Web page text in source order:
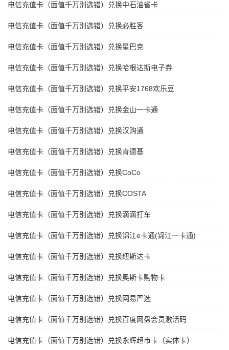
电信充值卡（面值千万别选错）兑换中石油省卡
电信充值卡（面值千万别选错）兑换必胜客
电信充值卡（面值千万别选错）兑换星巴克
电信充值卡（面值千万别选错）兑换哈根达斯电子券
电信充值卡（面值千万别选错）兑换平安1768欢乐豆
电信充值卡（面值千万别选错）兑换金山一卡通
电信充值卡（面值千万别选错）兑换汉购通
电信充值卡（面值千万别选错）兑换肯德基
电信充值卡（面值千万别选错）兑换CoCo
电信充值卡（面值千万别选错）兑换COSTA
电信充值卡（面值千万别选错）兑换滴滴打车
电信充值卡（面值千万别选错）兑换锦江e卡通(锦江一卡通)
电信充值卡（面值千万别选错）兑换纽斯达卡
电信充值卡（面值千万别选错）兑换奥斯卡购物卡
电信充值卡（面值千万别选错）兑换网易严选
电信充值卡（面值千万别选错）兑换百度网盘会员激活码
电信充值卡（面值千万别选错）兑换永辉超市卡（实体卡）